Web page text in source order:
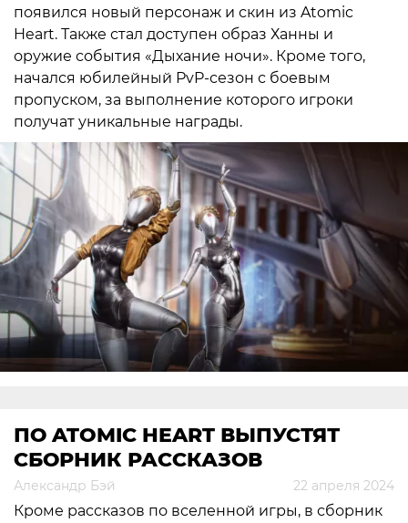
появился новый персонаж и скин из Atomic
Heart. Также стал доступен образ Ханны и
оружие события «Дыхание ночи». Кроме того,
начался юбилейный PvP-сезон с боевым
пропуском, за выполнение которого игроки
получат уникальные награды.
ПО ATOMIC HEART ВЫПУСТЯТ
СБОРНИК РАССКАЗОВ
Александр Бэй 22 апреля 2024
Кроме рассказов по вселенной игры, в сборник